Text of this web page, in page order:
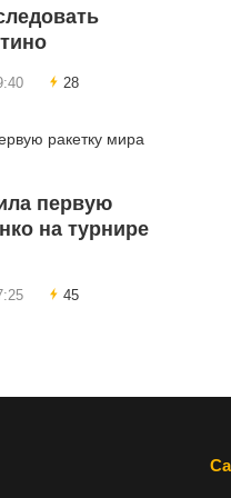
28
первую
на турнире
45